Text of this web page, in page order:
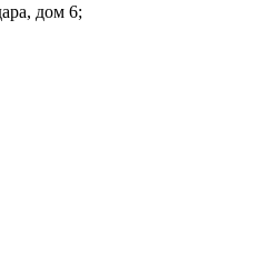
дом 6;